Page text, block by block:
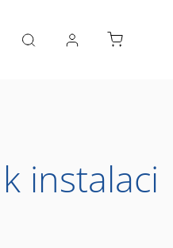
koupelny Reference
instalaci